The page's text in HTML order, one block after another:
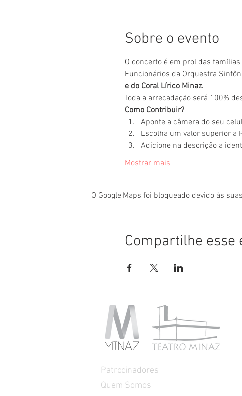
Sobre o evento
O concerto é em prol das famílias
Funcionários da Orquestra
e do Coral Lírico Minaz.
Toda a arrecadação será 100%
Como Contribuir?
Aponte a câmera do seu
Escolha um valor superior a
Adicione na descrição a
Mostrar mais
O Google Maps foi bloqueado devido às
Compartilhe esse
Patrocinadores
Quem Somos